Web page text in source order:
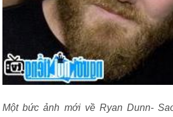
Một bức ảnh mới về Ryan Dunn-